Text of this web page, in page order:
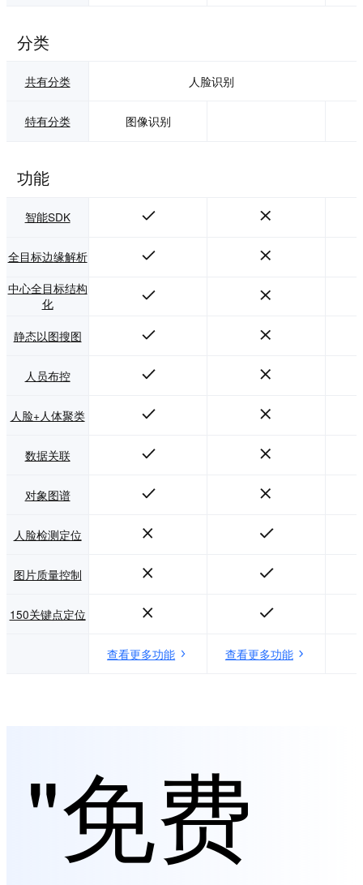
拥抱变化"的价值
分类
共有分类 人脸识别
特有分类 图像识别
功能
智能SDK
全目标边缘解析
中心全目标结构
化
静态以图搜图
人员布控
人脸+人体聚类
数据关联
对象图谱
人脸检测定位
图片质量控制
150关键点定位
查看更多功能 查看更多功能
"免费